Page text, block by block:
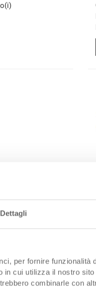
Dettagli
per fornire funzionalità
cui utilizza il nostro
combinarle con
00.R9090V